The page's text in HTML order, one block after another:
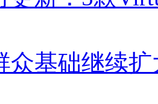
众基础继续